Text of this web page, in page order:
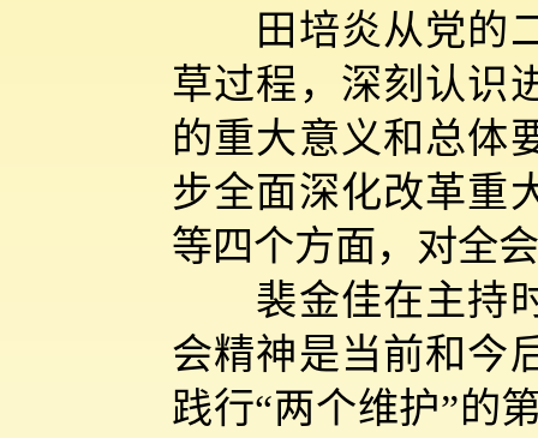
田培炎从党的二
草过程，深刻认识
的重大意义和总体
步全面深化改革重
等四个方面，对全
裴金佳在主持时
会精神是当前和今
践行“两个维护”的